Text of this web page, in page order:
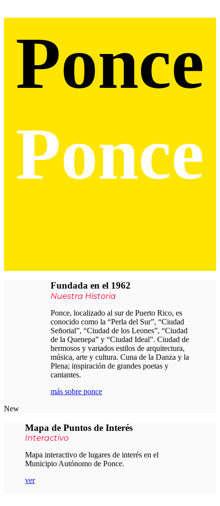
Ponce
Ponce
Fundadaen el 1962
Nuestra Historia
Ponce, localizado al sur de Puerto Rico, es
conocido como la “Perla del Sur”, “Ciudad
Señorial”, “Ciudad de los Leones”, “Ciudad
de la Quenepa” y “Ciudad Ideal”. Ciudad de
hermosos y variados estilos de arquitectura,
música, arte y cultura. Cuna de la Danza y la
Plena; inspiración de grandes poetas y
cantantes.
más sobre ponce
New
Mapa dePuntos de Interés
Interactivo
Mapa interactivo de lugares de interés en el
Municipio Autónomo de Ponce.
ver